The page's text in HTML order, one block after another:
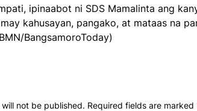
ipinaabot ni SDS Mamalinta ang
kahusayan, pangako, at mataas na
BangsamoroToday)
not be published. Required fields are marked